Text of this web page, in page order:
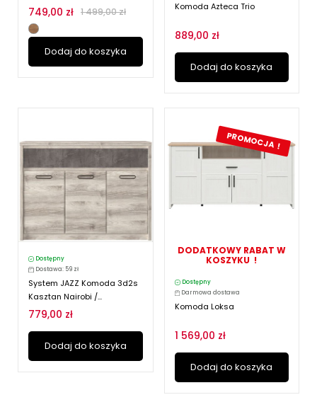
749,00 zł 1 499,00 zł
Dodaj do koszyka
Komoda Azteca Trio
889,00 zł
Dodaj do koszyka
Dostępny
Dostawa: 59 zł
System JAZZ Komoda 3d2s
Kasztan Nairobi /...
779,00 zł
Dodaj do koszyka
PROMOCJA !
DODATKOWY RABAT W
KOSZYKU !
Dostępny
Darmowa dostawa
Komoda Loksa
1 569,00 zł
Dodaj do koszyka